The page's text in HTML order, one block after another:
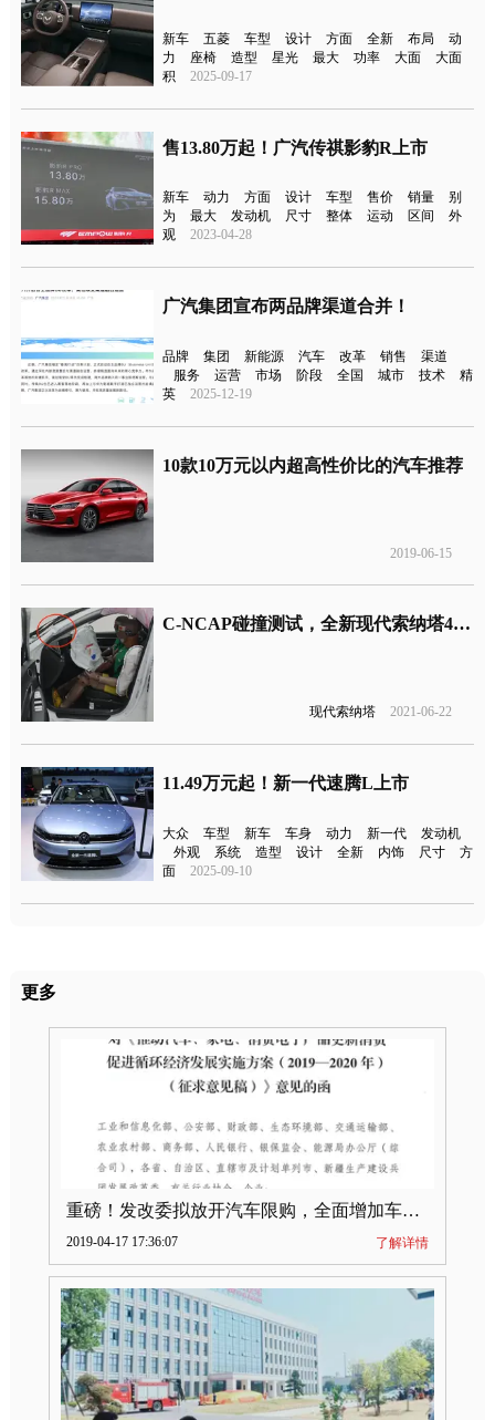
新车 五菱 车型 设计 方面 全新 布局
动
力
座椅 造型 星光 最大 功率 大面
大面
积
2025-09-17
售13.80万起！广汽传祺影豹R上市
新车 动力 方面 设计 车型 售价 销量
别
为
最大 发动机 尺寸 整体 运动 区间
外
观
2023-04-28
广汽集团宣布两品牌渠道合并！
品牌 集团 新能源 汽车 改革 销售
渠道
服务
运营 市场 阶段 全国 城市 技术
精
英
2025-12-19
10款10万元以内超高性价比的汽车推荐
2019-06-15
C-NCAP碰撞测试，全新现代索纳塔40%偏置碰撞A柱折弯 ​​​​
现代索纳塔 2021-06-22
11.49万元起！新一代速腾L上市
大众 车型 新车 车身 动力 新一代
发动机
外观
系统 造型 设计 全新 内饰 尺寸
方
面
2025-09-10
更多
重磅！发改委拟放开汽车限购，全面增加车牌指标
2019-04-17 17:36:07 了解详情